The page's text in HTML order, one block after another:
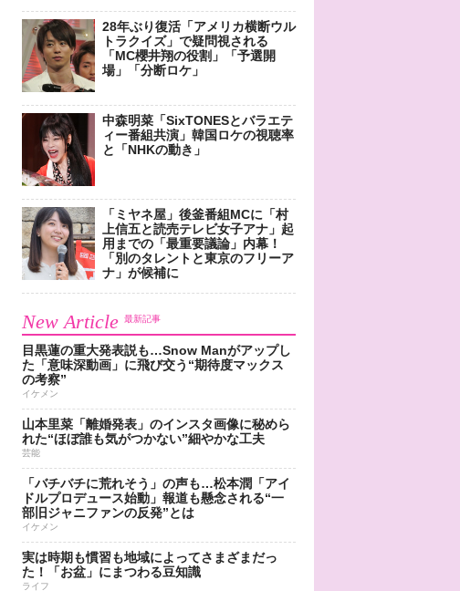
28年ぶり復活「アメリカ横断ウル
トラクイズ」で疑問視される
「MC櫻井翔の役割」「予選開
場」「分断ロケ」
中森明菜「SixTONESとバラエテ
ィー番組共演」韓国ロケの視聴率
と「NHKの動き」
「ミヤネ屋」後釜番組MCに「村
上信五と読売テレビ女子アナ」起
用までの「最重要議論」内幕！
「別のタレントと東京のフリーア
ナ」が候補に
New Article 最新記事
目黒蓮の重大発表説も…Snow Manがアップし
た「意味深動画」に飛び交う“期待度マックス
の考察”
イケメン
山本里菜「離婚発表」のインスタ画像に秘めら
れた“ほぼ誰も気がつかない”細やかな工夫
芸能
「バチバチに荒れそう」の声も…松本潤「アイ
ドルプロデュース始動」報道も懸念される“一
部旧ジャニファンの反発”とは
イケメン
実は時期も慣習も地域によってさまざまだっ
た！「お盆」にまつわる豆知識
ライフ